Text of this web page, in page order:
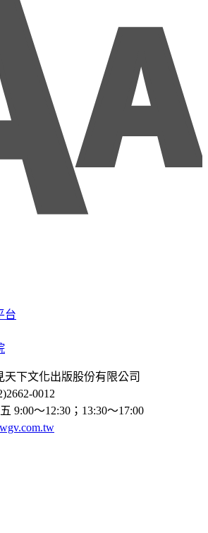
台
天下文化出版股份有限公司
0012
9:00～12:30；13:30～17:00